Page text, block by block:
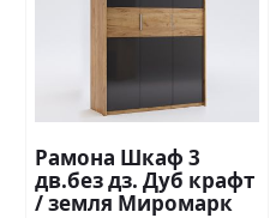
Рамона Шкаф 3
дв.без дз. Дуб крафт
/ земля Миромарк